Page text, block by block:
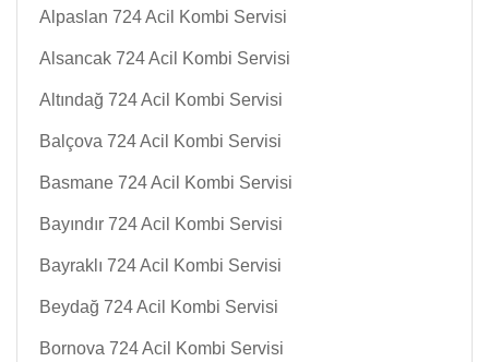
Alpaslan 724 Acil Kombi Servisi
Alsancak 724 Acil Kombi Servisi
Altındağ 724 Acil Kombi Servisi
Balçova 724 Acil Kombi Servisi
Basmane 724 Acil Kombi Servisi
Bayındır 724 Acil Kombi Servisi
Bayraklı 724 Acil Kombi Servisi
Beydağ 724 Acil Kombi Servisi
Bornova 724 Acil Kombi Servisi